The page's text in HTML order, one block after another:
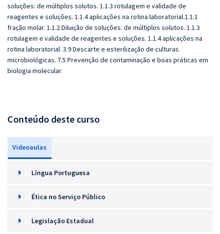
soluções: de múltiplos solutos. 1.1.3 rotulagem e validade de
reagentes e soluções. 1.1.4 aplicações na rotina laboratorial.1.1.1
fração molar. 1.1.2 Diluição de soluções: de múltiplos solutos. 1.1.3
rotulagem e validade de reagentes e soluções. 1.1.4 aplicações na
rotina laboratorial. 3.9 Descarte e esterilização de culturas
microbiológicas. 7.5 Prevenção de contaminação e boas práticas em
biologia molecular.
Conteúdo deste curso
Videoaulas
Língua Portuguesa
Ética no Serviço Público
Legislação Estadual